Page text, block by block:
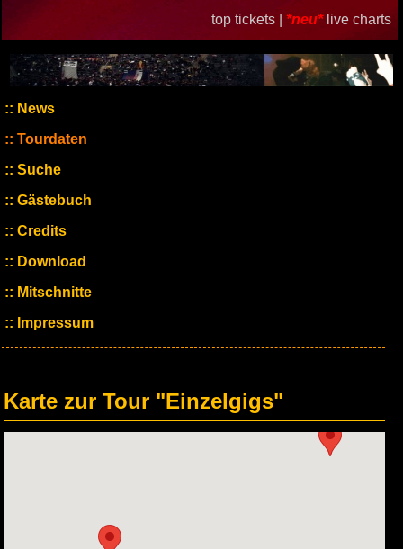
top tickets | *neu* live charts
News
Tourdaten
Suche
Gästebuch
Credits
Download
Mitschnitte
Impressum
Karte zur Tour "Einzelgigs"